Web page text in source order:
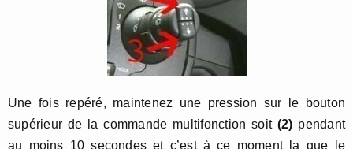
Une fois repéré, maintenez une pression sur le bouton
supérieur de la commande multifonction soit (2) pendant
au moins 10 secondes et c’est à ce moment la que le